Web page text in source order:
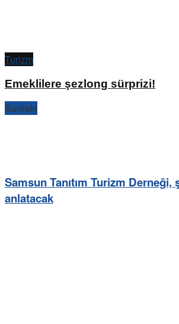
Turizm
Emeklilere şezlong sürprizi!
Sonraki
Samsun Tanıtım Turizm Derneği,
anlatacak